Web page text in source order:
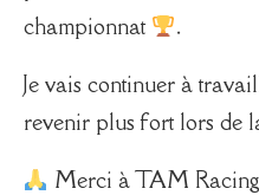
championnat
.
Je vais continuer à
revenir plus fort lors de
Merci à TAM